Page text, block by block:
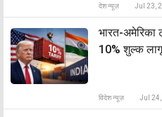
देश न्यूज़ Jul 23,
भारत-
10% शुल्क लागू
विदेश न्यूज़ Jul 24,